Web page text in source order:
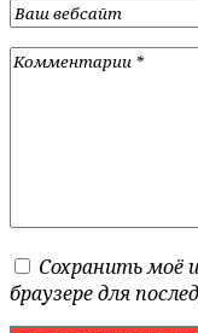
Сохранить моё
браузере для